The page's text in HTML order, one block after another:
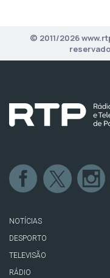
© 2011/2026
NOTÍCIAS
DESPORTO
TELEVISÃO
RÁDIO